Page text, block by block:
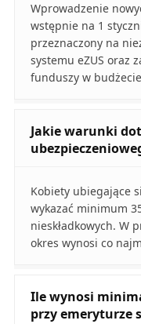
Wprowadzenie
wstępnie na 1
przeznaczony na
systemu eZUS oraz
funduszy w
Jakie warunki
Kobiety ubiegające
wykazać minimum
nieskładkowych. W
okres wynosi co
Ile wynosi
przy emeryturze